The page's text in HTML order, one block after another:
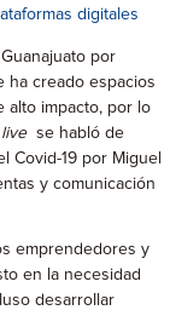
digitales
por
ha creado espacios
alto impacto, por lo
se habló de
Covid-19 por Miguel
y comunicación
emprendedores y
en la necesidad
desarrollar